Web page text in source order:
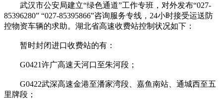
武汉市公安局建立“绿色通道”工作专班，对外发布“027-
85396280” “027-85395866”咨询服务专线，24小时接受运送防
控物资车辆的求助。湖北省高速收费站控制状况如下：
暂时封闭进口收费站的有：
G0421许广高速天河口至朱河段；
G0422武深高速金港至潘家湾段、嘉鱼南站、通城西至五
里牌段；